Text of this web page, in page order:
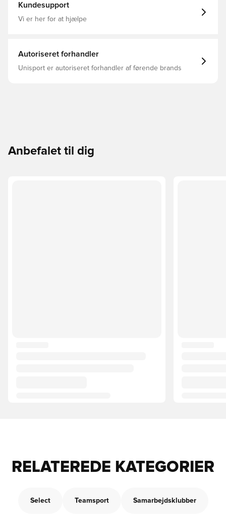
Kundesupport
Vi er her for at hjælpe
Autoriseret forhandler
Unisport er autoriseret forhandler af førende brands
Anbefalet til dig
RELATEREDE KATEGORIER
Select Teamsport Samarbejdsklubber